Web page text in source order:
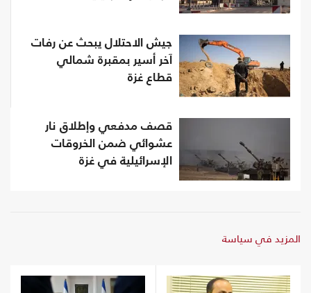
جيش الاحتلال يبحث عن رفات
آخر أسير بمقبرة شمالي
قطاع غزة
قصف مدفعي وإطلاق نار
عشوائي ضمن الخروقات
الإسرائيلية في غزة
المزيد في سياسة